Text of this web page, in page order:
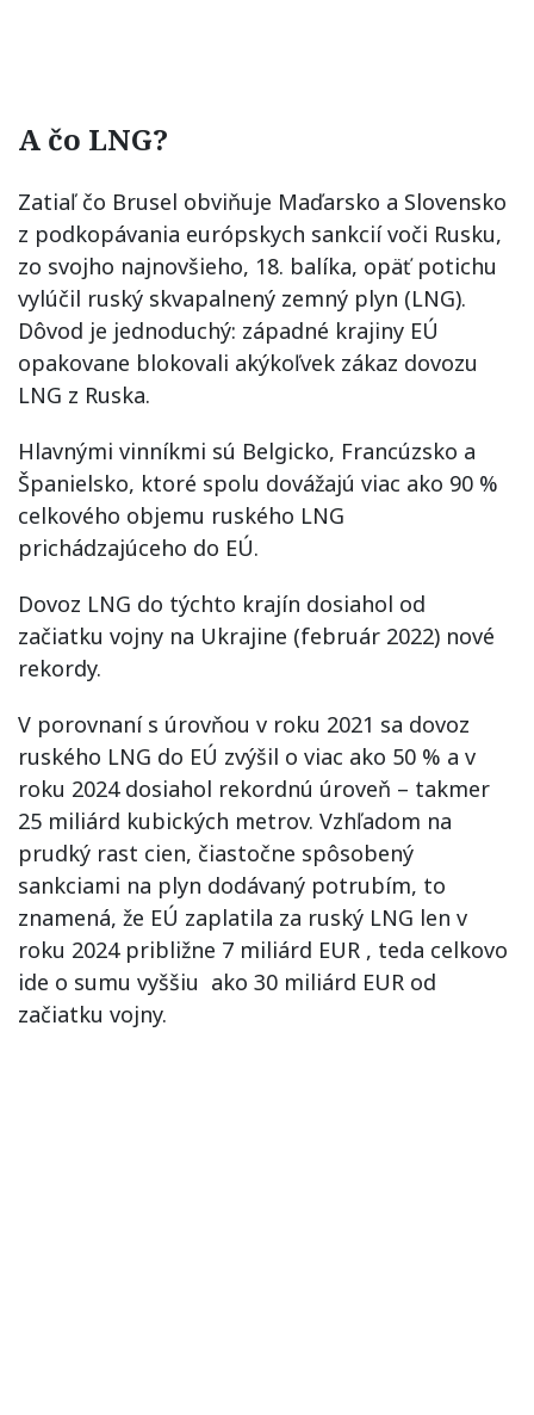
A čo LNG?
Zatiaľ čo Brusel obviňuje Maďarsko a Slovensko
z podkopávania európskych sankcií voči Rusku,
zo svojho najnovšieho, 18. balíka, opäť potichu
vylúčil ruský skvapalnený zemný plyn (LNG).
Dôvod je jednoduchý: západné krajiny EÚ
opakovane blokovali akýkoľvek zákaz dovozu
LNG z Ruska.
Hlavnými vinníkmi sú Belgicko, Francúzsko a
Španielsko, ktoré spolu dovážajú viac ako 90 %
celkového objemu ruského LNG
prichádzajúceho do EÚ.
Dovoz LNG do týchto krajín dosiahol od
začiatku vojny na Ukrajine (február 2022) nové
rekordy.
V porovnaní s úrovňou v roku 2021 sa dovoz
ruského LNG do EÚ zvýšil o viac ako 50 % a v
roku 2024 dosiahol rekordnú úroveň – takmer
25 miliárd kubických metrov. Vzhľadom na
prudký rast cien, čiastočne spôsobený
sankciami na plyn dodávaný potrubím, to
znamená, že EÚ zaplatila za ruský LNG len v
roku 2024 približne 7 miliárd EUR , teda celkovo
ide o sumu vyššiu ako 30 miliárd EUR od
začiatku vojny.